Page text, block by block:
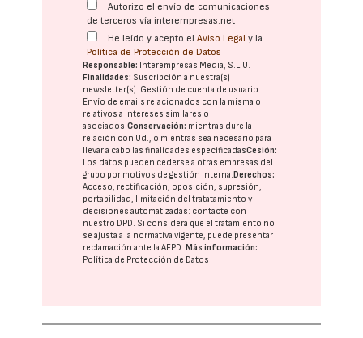
Autorizo el envío de comunicaciones
de terceros vía interempresas.net
He leído y acepto elAviso Legal y la
Política de Protección de Datos
Responsable: Interempresas Media, S.L.U.
Finalidades: Suscripción a nuestra(s)
newsletter(s). Gestión de cuenta de usuario.
Envío de emails relacionados con la misma o
relativos a intereses similares o
asociados.Conservación: mientras dure la
relación con Ud., o mientras sea necesario para
llevar a cabo las finalidades especificadasCesión:
Los datos pueden cederse a otras empresas del
grupo por motivos de gestión interna. Derechos:
Acceso, rectificación, oposición, supresión,
portabilidad, limitación del tratatamiento y
decisiones automatizadas: contacte con
nuestro DPD. Si considera que el tratamiento no
se ajusta a la normativa vigente, puede presentar
reclamación ante laAEPD. Más información:
Política de Protección de Datos